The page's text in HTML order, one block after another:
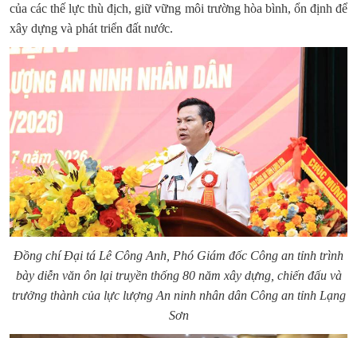
của các thế lực thù địch, giữ vững môi trường hòa bình, ổn định để
xây dựng và phát triển đất nước.
Đồng chíĐại tá Lê Công Anh, Phó Giám đốc Công an tỉnh trình
bàydiễn văn ôn lại truyền thống80 năm xây dựng, chiến đấu và
trưởng thành củalực lượng An ninhnhân dânCông an tỉnh Lạng
Sơn